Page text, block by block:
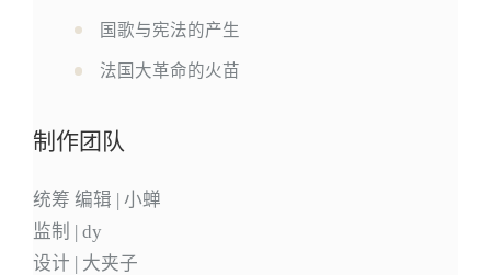
国歌与宪法的产生
法国大革命的火苗
制作团队
统筹 编辑 | 小蝉
监制 | dy
设计 | 大夹子